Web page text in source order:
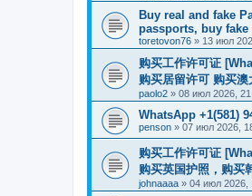
Buy real and fake
passports, buy fake
toretovon76 » 13 июл
购买工作许可证
购买居留许可 购买
paolo2 » 08 июл 2026,
WhatsApp +1(581)
penson » 07 июл 2026,
购买工作许可证
购买英国护照，购买
johnaaaa » 04 июл 2026,